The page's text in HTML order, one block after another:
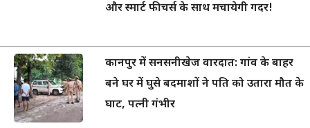
और स्मार्ट फीचर्स के साथ मचायेगी गदर!
कानपुर में सनसनीखेज वारदात: गांव के बाहर
बने घर में घुसे बदमाशों ने पति को उतारा मौत के
घाट, पत्नी गंभीर